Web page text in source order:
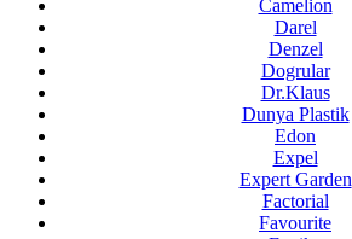
Camelion
Darel
Denzel
Dogrular
Dr.Klaus
Dunya Plastik
Edon
Expel
Expert Garden
Factorial
Favourite